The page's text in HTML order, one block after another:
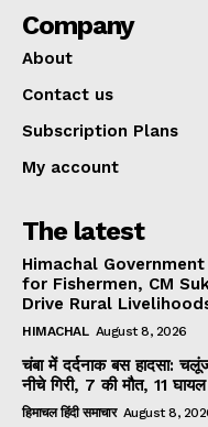
Company
About
Contact us
Subscription Plans
My account
The latest
Himachal
for Fishermen, CM
Drive Rural
HIMACHAL August 8, 2026
चंबा में दर्दनाक बस हादसा:
नीचे गिरी, 7 की मौत, 11 घायल
हिमाचल हिंदी समाचार August 8,